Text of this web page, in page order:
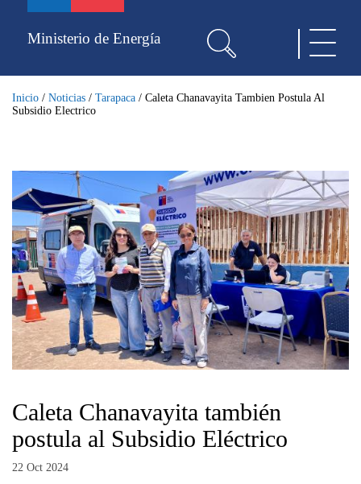
contenidoMinisterio de Energía
Inicio / Noticias / Tarapaca / Caleta Chanavayita Tambien Postula Al
Subsidio Electrico
Caleta Chanavayita también
postula al Subsidio Eléctrico
22 Oct 2024